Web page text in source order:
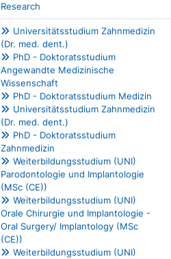
Research
Universitätsstudium Zahnmedizin
(Dr. med. dent.)
PhD - Doktoratsstudium
Angewandte Medizinische
Wissenschaft
PhD - Doktoratsstudium Medizin
Universitätsstudium Zahnmedizin
(Dr. med. dent.)
PhD - Doktoratsstudium
Zahnmedizin
Weiterbildungsstudium (UNI)
Parodontologie und Implantologie
(MSc (CE))
Weiterbildungsstudium (UNI)
Orale Chirurgie und Implantologie -
Oral Surgery/ Implantology (MSc
(CE))
Weiterbildungsstudium (UNI)